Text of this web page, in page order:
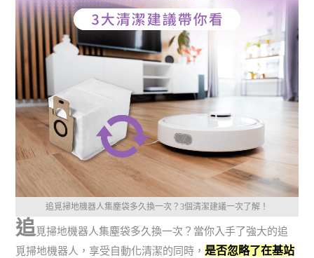
追覓掃地機器人集塵袋多久換一次？3個清潔建議一次了解！
追覓掃地機器人集塵袋多久換一次？當你入手了強大的追
覓掃地機器人，享受自動化清潔的同時， 是否忽略了在基站